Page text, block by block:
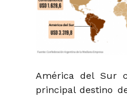
América del Sur
principal destino